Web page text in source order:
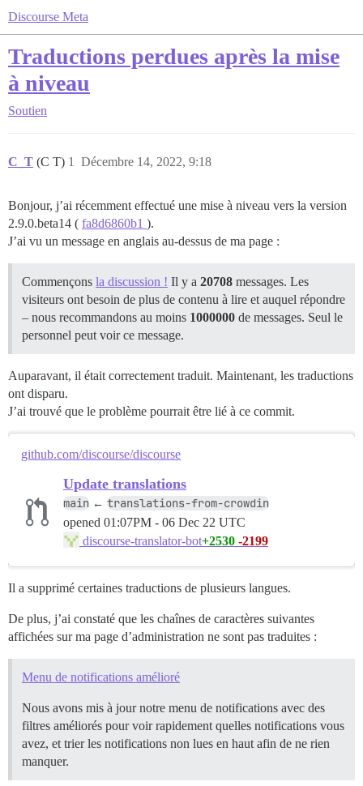
Discourse Meta
Traductions perdues après la mise
à niveau
Soutien
C_T (C T) Décembre 14, 2022, 9:18
1
Bonjour, j’ai récemment effectué une mise à niveau vers la version
2.9.0.beta14 ( fa8d6860b1 ).
J’ai vu un message en anglais au-dessus de ma page :
Commençons la discussion ! Il y a 20708 messages. Les
visiteurs ont besoin de plus de contenu à lire et auquel répondre
– nous recommandons au moins 1000000 de messages. Seul le
personnel peut voir ce message.
Auparavant, il était correctement traduit. Maintenant, les traductions
ont disparu.
J’ai trouvé que le problème pourrait être lié à ce commit.
github.com/discourse/discourse
Update translations
main ← translations-from-crowdin
opened 01:07PM - 06 Dec 22 UTC
discourse-translator-bot+2530 -2199
Il a supprimé certaines traductions de plusieurs langues.
De plus, j’ai constaté que les chaînes de caractères suivantes
affichées sur ma page d’administration ne sont pas traduites :
Menu de notifications amélioré
Nous avons mis à jour notre menu de notifications avec des
filtres améliorés pour voir rapidement quelles notifications vous
avez, et trier les notifications non lues en haut afin de ne rien
manquer.